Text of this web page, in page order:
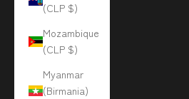
(CLP $)
Mozambique
(CLP $)
Myanmar
(Birmania)